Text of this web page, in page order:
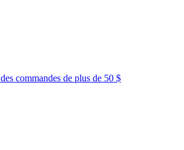
des commandes de plus de 50 $